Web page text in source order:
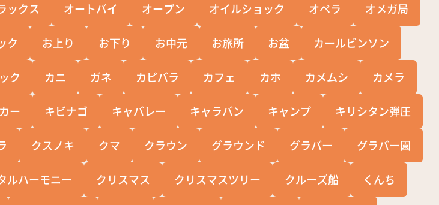
ックス オートバイ オープン オイルショック オペラ オメガ局
ク お上り お下り お中元 お旅所 お盆 カールビンソン
ク カニ ガネ カピバラ カフェ カホ カメムシ カメラ
ー キビナゴ キャバレー キャラバン キャンプ キリシタン弾圧
クスノキ クマ クラウン グラウンド グラバー グラバー園
ルハーモニー クリスマス クリスマスツリー クルーズ船 くんち